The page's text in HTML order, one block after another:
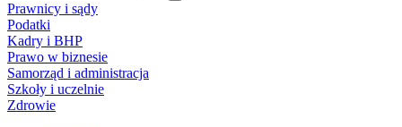
Prawnicy i sądy
Podatki
Kadry i BHP
Prawo w biznesie
Samorząd i administracja
Szkoły i uczelnie
Zdrowie